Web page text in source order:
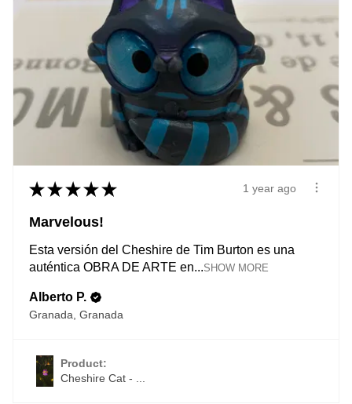
★ ★ ★ ★ ★ 1 year ago
Marvelous!
Esta versión del Cheshire de Tim Burton es una
auténtica OBRA DE ARTE en...SHOW MORE
Alberto P.
Granada, Granada
Product:
Cheshire Cat - ...